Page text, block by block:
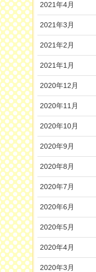
2021年4月
2021年3月
2021年2月
2021年1月
2020年12月
2020年11月
2020年10月
2020年9月
2020年8月
2020年7月
2020年6月
2020年5月
2020年4月
2020年3月